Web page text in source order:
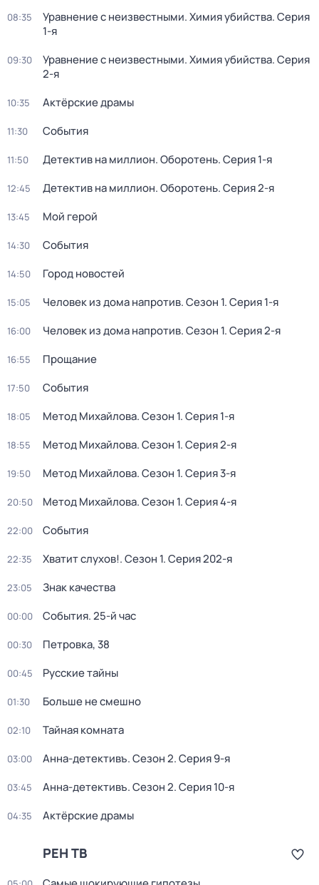
08:35 Уравнение с неизвестными. Химия убийства. Серия
1-я
09:30 Уравнение с неизвестными. Химия убийства. Серия
2-я
10:35 Актёрские драмы
11:30 События
11:50 Детектив на миллион. Оборотень. Серия 1-я
12:45 Детектив на миллион. Оборотень. Серия 2-я
13:45 Мой герой
14:30 События
14:50 Город новостей
15:05 Человек из дома напротив. Сезон 1. Серия 1-я
16:00 Человек из дома напротив. Сезон 1. Серия 2-я
16:55 Прощание
17:50 События
18:05 Метод Михайлова. Сезон 1. Серия 1-я
18:55 Метод Михайлова. Сезон 1. Серия 2-я
19:50 Метод Михайлова. Сезон 1. Серия 3-я
20:50 Метод Михайлова. Сезон 1. Серия 4-я
22:00 События
22:35 Хватит слухов!. Сезон 1. Серия 202-я
23:05 Знак качества
00:00 События. 25-й час
00:30 Петровка, 38
00:45 Русские тайны
01:30 Больше не смешно
02:10 Тайная комната
03:00 Анна-детективъ. Сезон 2. Серия 9-я
03:45 Анна-детективъ. Сезон 2. Серия 10-я
04:35 Актёрские драмы
РЕН ТВ